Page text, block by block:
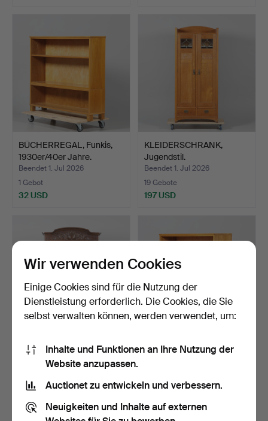
BÜCHERREGAL, Funkis,
1930er/40er Jahre.
Beendet 1. Jul 2026
1 Gebot
32 USD
KLEIDERSCHRANK,
Jugendstil.
Beendet 1. Jul 2026
19 Gebote
197 USD
SCHRANK, Barockstil, 20.
Jahrhundert.
Beendet 1. Jul 2026
15 Gebote
BÜCHERREGAL, Funkis,
1930er/40er Jahre.
3 Gebote
Wir verwenden Cookies
Einige Cookies sind für die Nutzung der
Dienstleistung erforderlich. Die Cookies, die Sie
selbst verwalten können, werden verwendet, um:
Inhalte und Funktionen an Ihre Nutzung der
Website anzupassen.
Auctionet zu entwickeln und verbessern.
Neuigkeiten und Inhalte auf externen